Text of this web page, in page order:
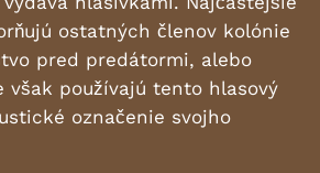
ostatných členov kolónie
pred predátormi, alebo
však používajú tento hlasový
označenie svojho